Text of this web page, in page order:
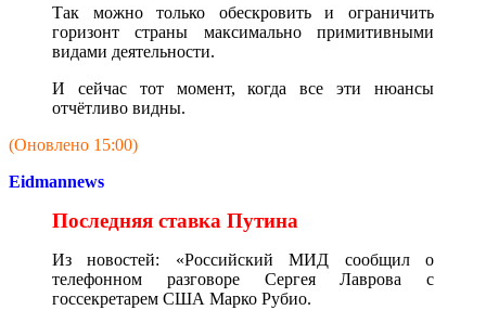
Так можно только обескровить и ограничить
горизонт страны максимально примитивными
видами деятельности.
И сейчас тот момент, когда все эти нюансы
отчётливо видны.
(Оновлено 15:00)
Eidmannews
Последняя ставка Путина
Из новостей: «Российский МИД сообщил о
телефонном разговоре Сергея Лаврова с
госсекретарем США Марко Рубио.